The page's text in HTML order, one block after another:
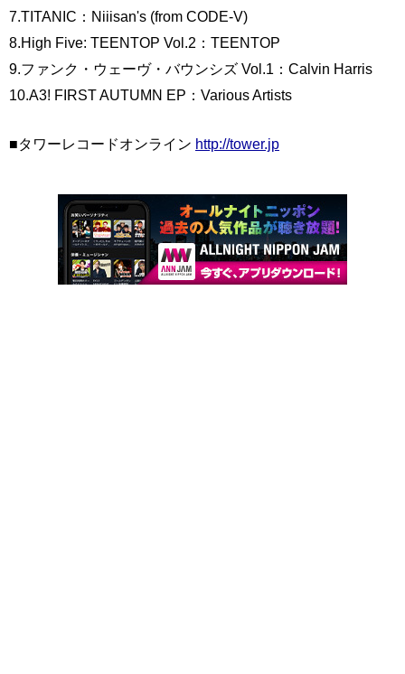
7.TITANIC：Niiisan's (from CODE-V)
8.High Five: TEENTOP Vol.2：TEENTOP
9.ファンク・ウェーヴ・バウンシズ Vol.1：Calvin Harris
10.A3! FIRST AUTUMN EP：Various Artists
■タワーレコードオンライン http://tower.jp